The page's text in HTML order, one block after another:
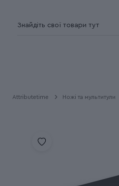
Attributetime Ножі та мультитули